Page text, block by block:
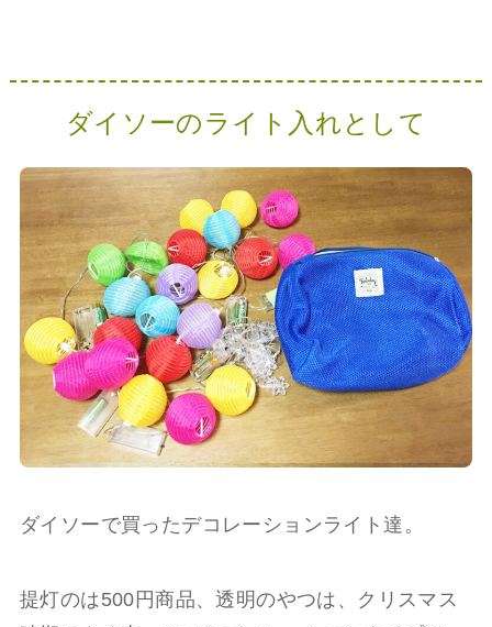
ダイソーのライト入れとして
ダイソーで買ったデコレーションライト達。
提灯のは500円商品、透明のやつは、クリスマス